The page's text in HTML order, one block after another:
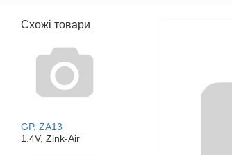
Схожі товари
GP, ZA13
1.4V, Zink-Air